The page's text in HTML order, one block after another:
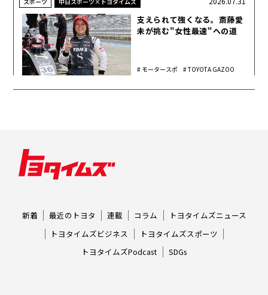
支えられて強くなる。斎藤愛
未が挑む"女性最速"への道
モータースポ
TOYOTA GAZOO
新着 最近のトヨタ 連載 コラム
トヨタイムズニュース
トヨタイムズビジネス
トヨタイムズスポーツ
トヨタイムズPodcast
SDGs